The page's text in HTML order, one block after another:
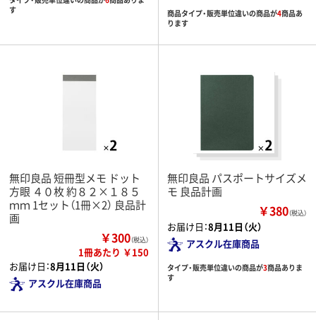
す
商品タイプ・販売単位違いの商品が4商品あ
ります
無印良品 短冊型メモ ドット
方眼 ４０枚 約８２×１８５
ｍｍ 1セット（1冊×2） 良品計
画
￥300（税込）
1冊あたり ￥150
お届け日：8月11日（火）
アスクル在庫商品
無印良品 パスポートサイズメ
モ 良品計画
￥380（税込）
お届け日：8月11日（火）
アスクル在庫商品
タイプ・販売単位違いの商品が3商品ありま
す